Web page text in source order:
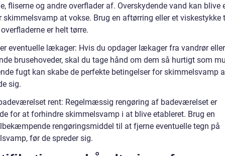
fliserne og andre overflader af. Overskydende vand kan blive
skimmelsvamp at vokse. Brug en aftørring eller et viskestykke
er helt tørre.
eventuelle lækager: Hvis du opdager lækager fra vandrør
brusehoveder, skal du tage hånd om dem så hurtigt som
fugt kan skabe de perfekte betingelser for skimmelsvamp
sig.
rent: Regelmæssig rengøring af badeværelset er
for at forhindre skimmelsvamp i at blive etableret. Brug en
rengøringsmiddel til at fjerne eventuelle tegn på
før de spreder sig.